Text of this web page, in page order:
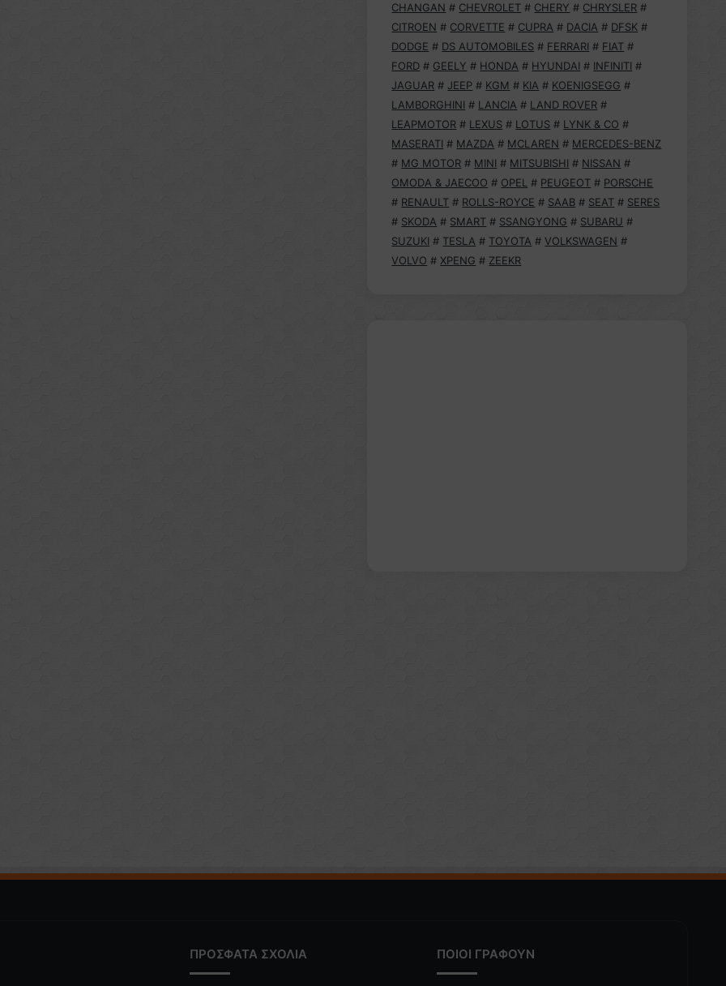
CHANGAN # CHEVROLET # CHERY # CHRYSLER #
CITROEN # CORVETTE # CUPRA # DACIA # DFSK #
DODGE # DS AUTOMOBILES # FERRARI # FIAT #
FORD # GEELY # HONDA # HYUNDAI # INFINITI #
JAGUAR # JEEP # KGM # KIA # KOENIGSEGG #
LAMBORGHINI # LANCIA # LAND ROVER #
LEAPMOTOR # LEXUS # LOTUS # LYNK & CO #
MASERATI # MAZDA # MCLAREN # MERCEDES-BENZ
# MG MOTOR # MINI # MITSUBISHI # NISSAN #
OMODA & JAECOO # OPEL # PEUGEOT # PORSCHE
# RENAULT # ROLLS-ROYCE # SAAB # SEAT # SERES
# SKODA # SMART # SSANGYONG # SUBARU #
SUZUKI # TESLA # TOYOTA # VOLKSWAGEN #
VOLVO # XPENG # ZEEKR
ΠΡΟΣΦΑΤΑ ΣΧΟΛΙΑ ΠΟΙΟΙ ΓΡΑΦΟΥΝ